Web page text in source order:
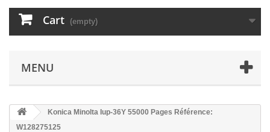
Cart (empty)
MENU
Konica Minolta Iup-36Y 55000 Pages Référence:
W128275125